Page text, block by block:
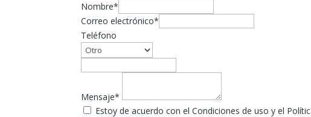
Nombre*
Correo electrónico*
Teléfono
Mensaje*
Estoy de acuerdo con el Condiciones de uso y el